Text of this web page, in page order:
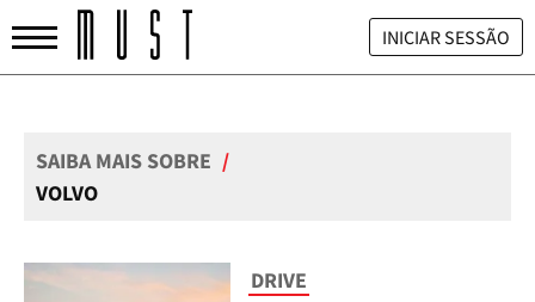
INICIAR SESSÃO
SAIBA MAIS SOBRE /
VOLVO
DRIVE